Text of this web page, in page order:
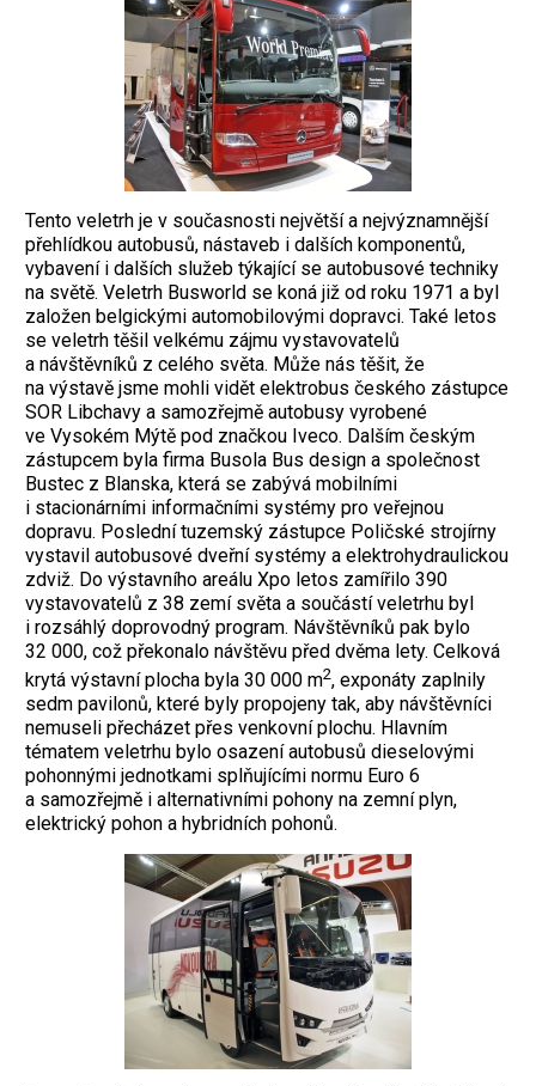
Tento veletrh je v současnosti největší a nejvýznamnější
přehlídkou autobusů, nástaveb i dalších komponentů,
vybavení i dalších služeb týkající se autobusové techniky
na světě. Veletrh Busworld se koná již od roku 1971 a byl
založen belgickými automobilovými dopravci. Také letos
se veletrh těšil velkému zájmu vystavovatelů
a návštěvníků z celého světa. Může nás těšit, že
na výstavě jsme mohli vidět elektrobus českého zástupce
SOR Libchavy a samozřejmě autobusy vyrobené
ve Vysokém Mýtě pod značkou Iveco. Dalším českým
zástupcem byla firma Busola Bus design a společnost
Bustec z Blanska, která se zabývá mobilními
i stacionárními informačními systémy pro veřejnou
dopravu. Poslední tuzemský zástupce Poličské strojírny
vystavil autobusové dveřní systémy a elektrohydraulickou
zdviž. Do výstavního areálu Xpo letos zamířilo 390
vystavovatelů z 38 zemí světa a součástí veletrhu byl
i rozsáhlý doprovodný program. Návštěvníků pak bylo
32 000, což překonalo návštěvu před dvěma lety. Celková
krytá výstavní plocha byla 30 000 m2, exponáty zaplnily
sedm pavilonů, které byly propojeny tak, aby návštěvníci
nemuseli přecházet přes venkovní plochu. Hlavním
tématem veletrhu bylo osazení autobusů dieselovými
pohonnými jednotkami splňujícími normu Euro 6
a samozřejmě i alternativními pohony na zemní plyn,
elektrický pohon a hybridních pohonů.